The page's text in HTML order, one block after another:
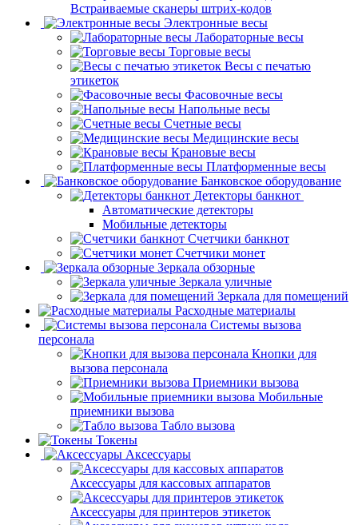
Встраиваемые сканеры штрих-кодов
Электронные весы
Лабораторные весы
Торговые весы
Весы с печатью
этикеток
Фасовочные весы
Напольные весы
Счетные весы
Медицинские весы
Крановые весы
Платформенные весы
Банковское оборудование
Детекторы банкнот
Автоматические детекторы
Мобильные детекторы
Счетчики банкнот
Счетчики монет
Зеркала обзорные
Зеркала уличные
Зеркала для помещений
Расходные материалы
Системы вызова
персонала
Кнопки для
вызова персонала
Приемники вызова
Мобильные
приемники вызова
Табло вызова
Токены
Аксессуары
Аксессуары для кассовых аппаратов
Аксессуары для принтеров этикеток